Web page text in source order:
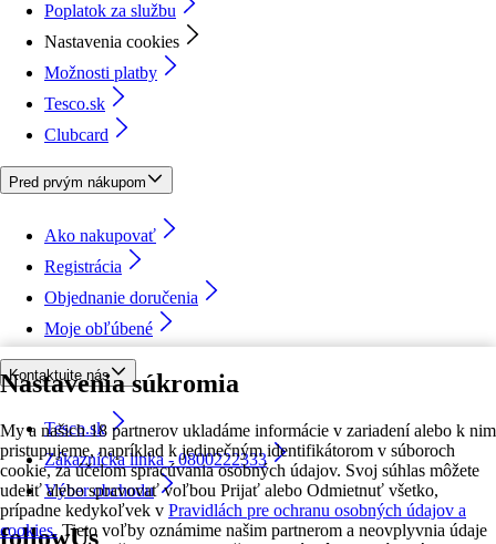
Nastavenia súkromia
My a našich 18 partnerov ukladáme informácie v zariadení alebo k nim
pristupujeme, napríklad k jedinečným identifikátorom v súboroch
cookie, za účelom spracúvania osobných údajov. Svoj súhlas môžete
udeliť alebo spravovať voľbou Prijať alebo Odmietnuť všetko,
prípadne kedykoľvek v Pravidlách pre ochranu osobných údajov a
cookies. Tieto voľby oznámime našim partnerom a neovplyvnia údaje
Poplatok za službu
Nastavenia cookies
Možnosti platby
Tesco.sk
Clubcard
Pred prvým nákupom
Ako nakupovať
Registrácia
Objednanie doručenia
Moje obľúbené
Kontaktujte nás
Tesco.sk
Zákaznícka linka - 0800222333
Výber obchodu
followUs